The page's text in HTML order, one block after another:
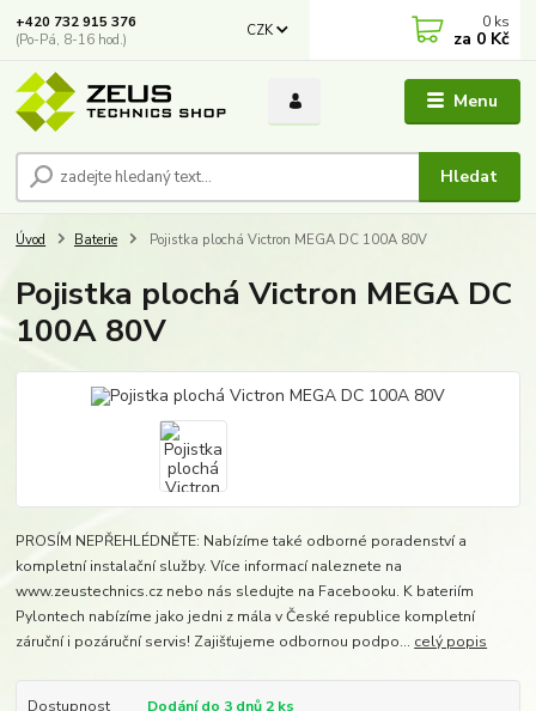
Menu
CZK
Hledat
+420 732 915 376
(Po-Pá, 8-16 hod.)
0 ks
za 0 Kč
Úvod Baterie Pojistka plochá Victron MEGA DC 100A 80V
Pojistka plochá Victron MEGA DC
100A 80V
PROSÍM NEPŘEHLÉDNĚTE: Nabízíme také odborné poradenství a
kompletní instalační služby. Více informací naleznete na
www.zeustechnics.cz nebo nás sledujte na Facebooku. K bateriím
Pylontech nabízíme jako jedni z mála v České republice kompletní
záruční i pozáruční servis! Zajišťujeme odbornou podpo... celý popis
Dostupnost Dodání do 3 dnů 2 ks